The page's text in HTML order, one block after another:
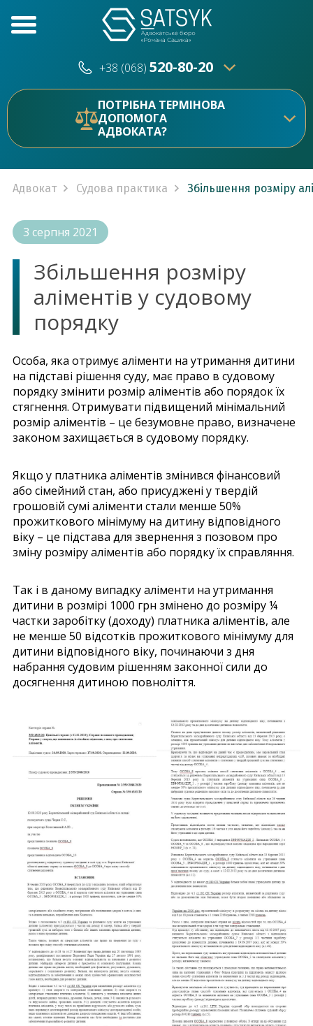
+38 (068) 520-80-20
520-80-20
ПОТРІБНА ТЕРМІНОВА
ДОПОМОГА
АДВОКАТА?
Адвокат Судова практика Збільшення розміру
3 серпня 2021
Збільшення розміру
аліментів у судовому
порядку
Особа, яка отримує аліменти на утримання дитини
на підставі рішення суду, має право в судовому
порядку змінити розмір аліментів або порядок їх
стягнення. Отримувати підвищений мінімальний
розмір аліментів – це безумовне право, визначене
законом захищається в судовому порядку.
Якщо у платника аліментів змінився фінансовий
або сімейний стан, або присуджені у твердій
грошовій сумі аліменти стали менше 50%
прожиткового мінімуму на дитину відповідного
віку – це підстава для звернення з позовом про
зміну розміру аліментів або порядку їх справляння.
Так і в даному випадку аліменти на утримання
дитини в розмірі 1000 грн змінено до розміру ¼
частки заробітку (доходу) платника аліментів, але
не менше 50 відсотків прожиткового мінімуму для
дитини відповідного віку, починаючи з дня
набрання судовим рішенням законної сили до
досягнення дитиною повноліття.